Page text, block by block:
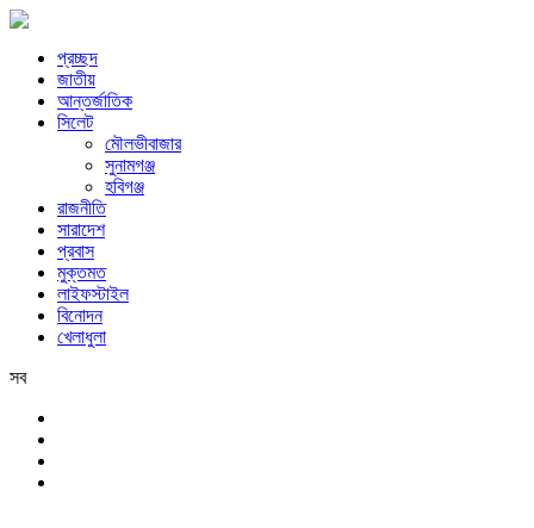
প্রচ্ছদ
জাতীয়
আন্তর্জাতিক
সিলেট
মৌলভীবাজার
সুনামগঞ্জ
হবিগঞ্জ
রাজনীতি
সারাদেশ
প্রবাস
মুক্তমত
লাইফস্টাইল
বিনোদন
খেলাধুলা
সব